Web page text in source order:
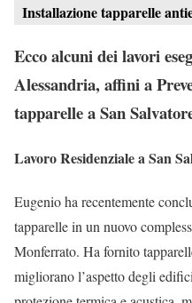
Installazione tapparelle
Ecco alcuni dei lavori
Alessandria, affini a
tapparelle a San
Lavoro Residenziale a San
Eugenio ha recentemente
tapparelle in un nuovo
Monferrato. Ha fornito
migliorano l’aspetto degli